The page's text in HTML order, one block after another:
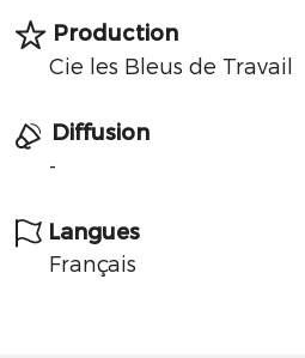
Production
Cie les Bleus de Travail
Diffusion
-
Langues
Français